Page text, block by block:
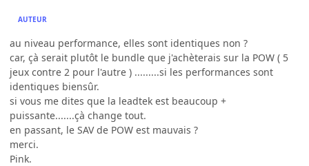
AUTEUR
au niveau performance, elles sont identiques non ?
car, çà serait plutôt le bundle que j'achèterais sur la POW ( 5
jeux contre 2 pour l'autre ) .........si les performances sont
identiques biensûr.
si vous me dites que la leadtek est beaucoup +
puissante.......çà change tout.
en passant, le SAV de POW est mauvais ?
merci.
Pink.